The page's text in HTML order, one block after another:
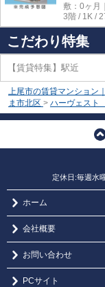
敷：0ヶ月
3階 / 1K /
こだわり特集
【賃貸特集】駅近
上尾市の賃貸マンション
ま市北区 > ハーヴェス
定休日:毎週水
ホーム
会社概要
お問い合わせ
PCサイト